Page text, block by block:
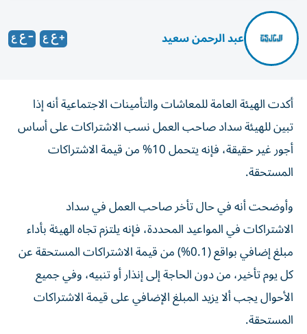
عبد الرحمن سعيد
أكدت الهيئة العامة للمعاشات والتأمينات الاجتماعية أنه إذا
تبين للهيئة سداد صاحب العمل نسب الاشتراكات على أساس
أجور غير حقيقة، فإنه يتحمل 10% من قيمة الاشتراكات
المستحقة.
وأوضحت أنه في حال تأخر صاحب العمل في سداد
الاشتراكات في المواعيد المحددة، فإنه يلتزم تجاه الهيئة بأداء
مبلغ إضافي بواقع (0.1%) من قيمة الاشتراكات المستحقة عن
كل يوم تأخير، من دون الحاجة إلى إنذار أو تنبيه، وفي جميع
الأحوال يجب ألا يزيد المبلغ الإضافي على قيمة الاشتراكات
المستحقة.